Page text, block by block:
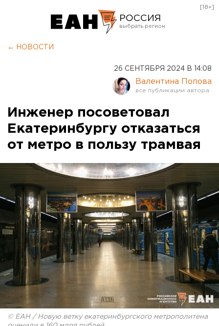
РОССИЯ
Курган
Оренбург
[18+]
← НОВОСТИ
26 СЕНТЯБРЯ 2024 В 14:08
Валентина Попова
Инженер посоветовал
Екатеринбургу отказаться
от метро в пользу трамвая
© ЕАН / Новую ветку екатеринбургского метрополитена